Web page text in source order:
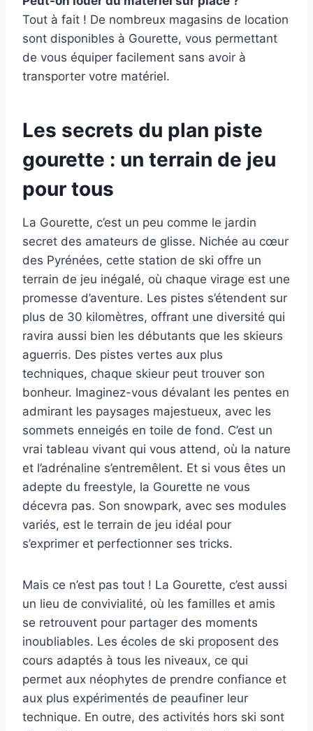
Tout à fait ! De nombreux magasins de location
sont disponibles à Gourette, vous permettant
de vous équiper facilement sans avoir à
transporter votre matériel.
Les secrets du plan piste
gourette : un terrain de jeu
pour tous
La Gourette, c’est un peu comme le jardin
secret des amateurs de glisse. Nichée au cœur
des Pyrénées, cette station de ski offre un
terrain de jeu inégalé, où chaque virage est une
promesse d’aventure. Les pistes s’étendent sur
plus de 30 kilomètres, offrant une diversité qui
ravira aussi bien les débutants que les skieurs
aguerris. Des pistes vertes aux plus
techniques, chaque skieur peut trouver son
bonheur. Imaginez-vous dévalant les pentes en
admirant les paysages majestueux, avec les
sommets enneigés en toile de fond. C’est un
vrai tableau vivant qui vous attend, où la nature
et l’adrénaline s’entremêlent. Et si vous êtes un
adepte du freestyle, la Gourette ne vous
décevra pas. Son snowpark, avec ses modules
variés, est le terrain de jeu idéal pour
s’exprimer et perfectionner ses tricks.
Mais ce n’est pas tout ! La Gourette, c’est aussi
un lieu de convivialité, où les familles et amis
se retrouvent pour partager des moments
inoubliables. Les écoles de ski proposent des
cours adaptés à tous les niveaux, ce qui
permet aux néophytes de prendre confiance et
aux plus expérimentés de peaufiner leur
technique. En outre, des activités hors ski sont